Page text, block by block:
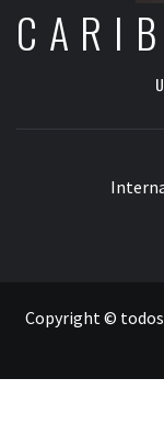
Copyright © todos